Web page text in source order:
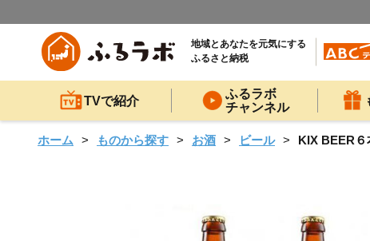
地域とあなたを元気にする
ふるさと納税
TVで紹介
ふるラボ
チャンネル
ホーム ものから探す お酒 ビール KIX BEER６